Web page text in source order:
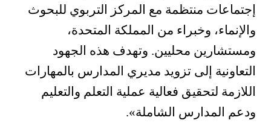
إجتماعات منتظمة مع المركز التربوي للبحوث
والإنماء، وخبراء من المملكة المتحدة،
ومستشارين محليين. وتهدف هذه الجهود
التعاونية إلى تزويد مديري المدارس بالمهارات
اللازمة لتحقيق فعالية عملية التعلم والتعليم
ودعم المدارس الشاملة».